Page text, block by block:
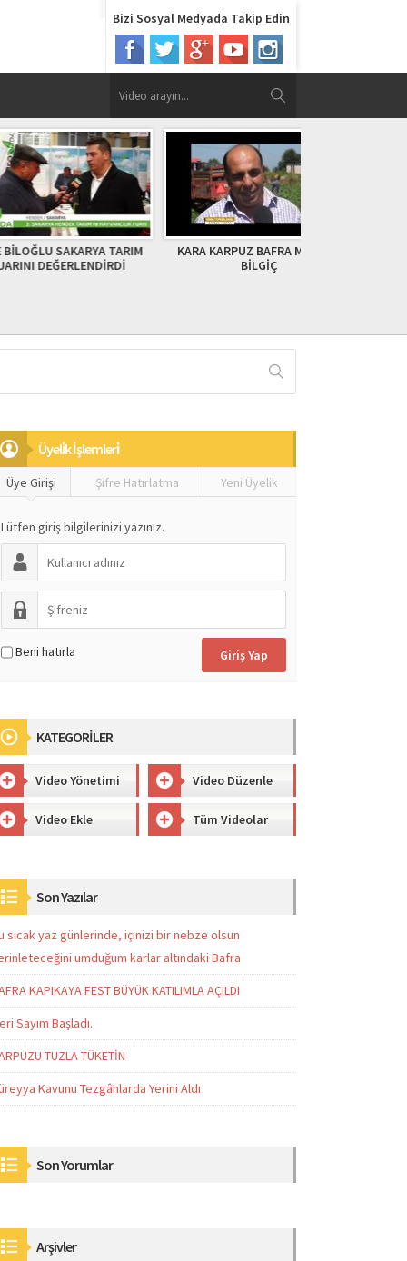
Bizi Sosyal Medyada Takip Edin
TARIM
KARA KARPUZ BAFRA MEHMET
Üyeli̇k İşlemleri̇
Üye Girişi Şifre Hatırlatma Yeni Üyelik
Lütfen giriş bilgilerinizi yazınız.
Beni hatırla
KATEGORİLER
Video Yönetimi Video Düzenle
Video Ekle Tüm Videolar
Son Yazılar
sıcak yaz günlerinde, içinizi bir nebze olsun
umduğum karlar altındaki Bafra
KAPIKAYA FEST BÜYÜK KATILIMLA AÇILDI
Sayım Başladı.
TUZLA TÜKETİN
Kavunu Tezgâhlarda Yerini Aldı
Son Yorumlar
Arşivler